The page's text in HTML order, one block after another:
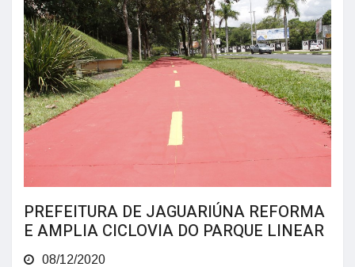
PREFEITURA DE JAGUARIÚNA REFORMA
E AMPLIA CICLOVIA DO PARQUE LINEAR
08/12/2020